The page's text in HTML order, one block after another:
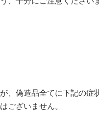
偽造品全てに下記の症
ございません。